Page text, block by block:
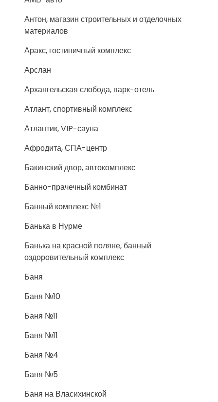
Антон, магазин строительных и отделочных
материалов
Аракс, гостиничный комплекс
Арслан
Архангельская слобода, парк-отель
Атлант, спортивный комплекс
Атлантик, VIP-сауна
Афродита, СПА-центр
Бакинский двор, автокомплекс
Банно-прачечный комбинат
Банный комплекс №1
Банька в Нурме
Банька на красной поляне, банный
оздоровительный комплекс
Баня
Баня №10
Баня №11
Баня №11
Баня №4
Баня №5
Баня на Власихинской